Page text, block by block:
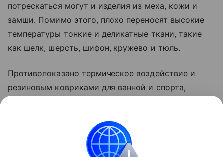
потрескаться могут и изделия из меха, кожи и
замши. Помимо этого, плохо переносят высокие
температуры тонкие и деликатные ткани, такие
как шелк, шерсть, шифон, кружево и тюль.
Противопоказано термическое воздействие и
резиновым ковриками для ванной и спорта,
эти вещи могут деформироваться и потерять